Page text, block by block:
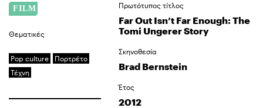
Θεματικές
Pop culture
Πορτρέτο
Τέχνη
Πρωτότυπος τίτλος
Far Out Isn’t Far Enough: The
Tomi Ungerer Story
Σκηνοθεσία
Brad Bernstein
Έτος
2012